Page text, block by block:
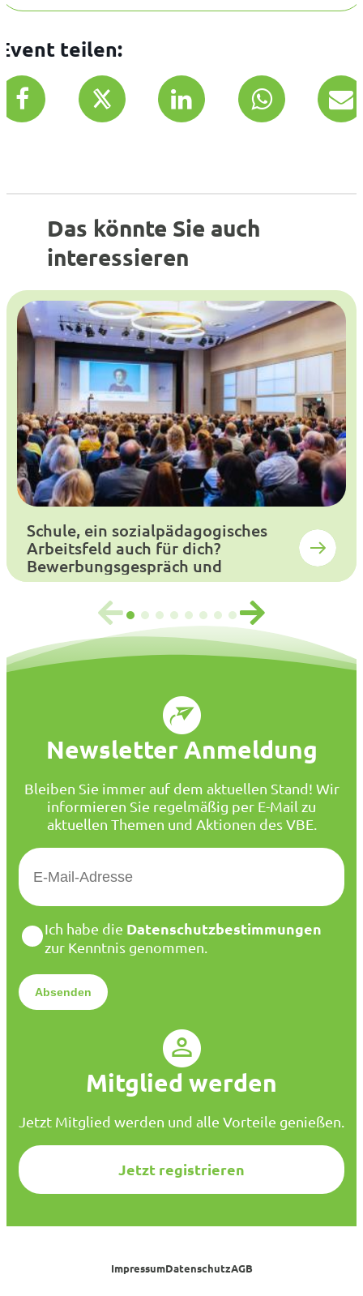
teilen:
Das könnte Sie auch
interessieren
Schule, ein sozialpädagogisches
Arbeitsfeld auch für dich?
Bewerbungsgespräch und
Auswahlverfahren
Newsletter Anmeldung
Bleiben Sie immer auf dem aktuellen Stand! Wir
informieren Sie regelmäßig per E-Mail zu
aktuellen Themen und Aktionen des VBE.
E
M
*
D
a
e
n
*
Ich habe die Datenschutzbestimmungen
zur Kenntnis genommen.
Mitglied werden
Jetzt Mitglied werden und alle Vorteile genießen.
Jetzt registrieren
ImpressumDatenschutzAGB